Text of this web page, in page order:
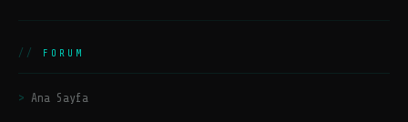
FORUM
Ana Sayfa